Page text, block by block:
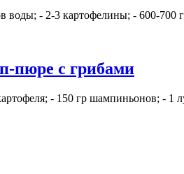
- 2-3 картофелины; - 600-700
пюре с грибами
- 150 гр шампиньонов; - 1